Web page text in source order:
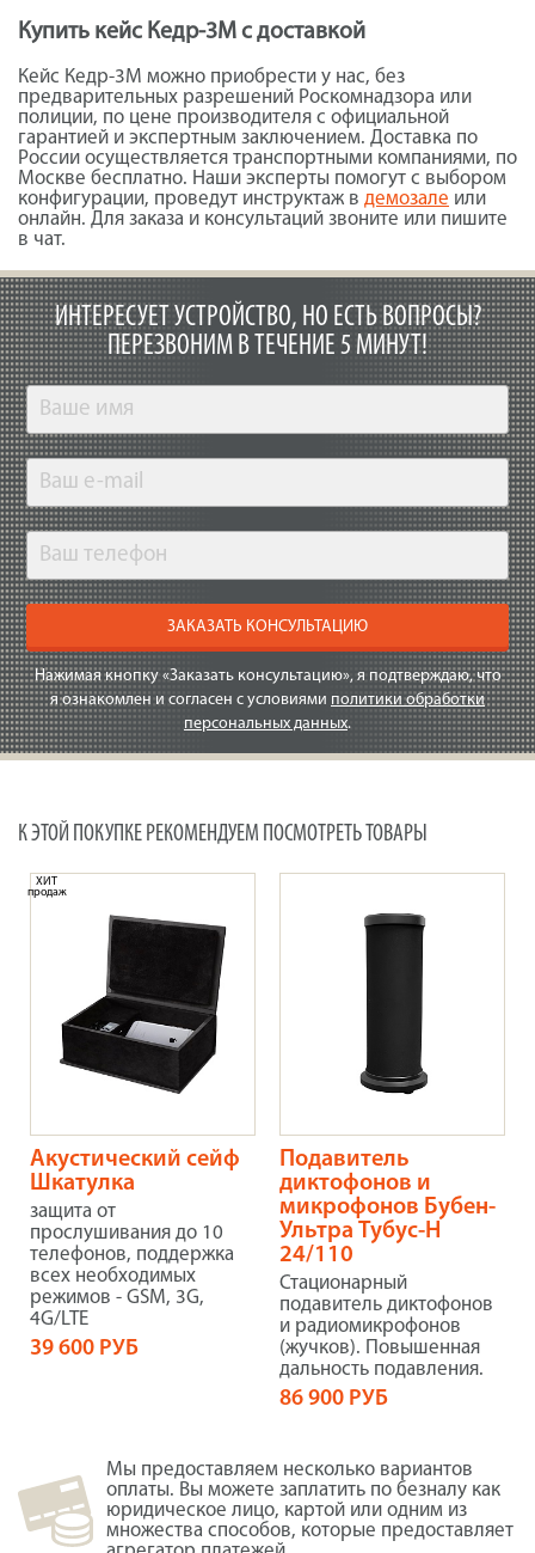
Купить кейс Кедр-3М с доставкой
Кейс Кедр-3М можно приобрести у нас, без
предварительных разрешений Роскомнадзора или
полиции, по цене производителя с официальной
гарантией и экспертным заключением. Доставка по
России осуществляется транспортными компаниями, по
Москве бесплатно. Наши эксперты помогут с выбором
конфигурации, проведут инструктаж в демозале или
онлайн. Для заказа и консультаций звоните или пишите
в чат.
ИНТЕРЕСУЕТ УСТРОЙСТВО, НО ЕСТЬ ВОПРОСЫ?
ПЕРЕЗВОНИМ В ТЕЧЕНИЕ 5 МИНУТ!
ЗАКАЗАТЬ КОНСУЛЬТАЦИЮ
Нажимая кнопку «Заказать консультацию», я подтверждаю, что
я ознакомлен и согласен с условиями политики обработки
персональных данных.
К ЭТОЙ ПОКУПКЕ РЕКОМЕНДУЕМ ПОСМОТРЕТЬ ТОВАРЫ
Акустический сейф
Шкатулка
защита от
прослушивания до 10
телефонов, поддержка
всех необходимых
режимов - GSM, 3G,
4G/LTE
ХИТ
продаж
39 600 РУБ
Подавитель
диктофонов и
микрофонов Бубен-
Ультра Тубус-Н
24/110
Стационарный
подавитель диктофонов
и радиомикрофонов
(жучков). Повышенная
дальность подавления.
86 900 РУБ
Мы предоставляем несколько вариантов
оплаты. Вы можете заплатить по безналу как
юридическое лицо, картой или одним из
множества способов, которые предоставляет